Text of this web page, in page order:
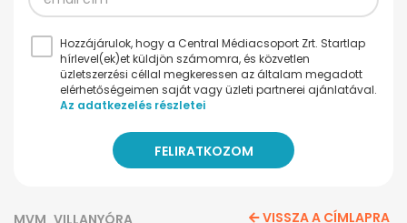
Hozzájárulok, hogy a Central Médiacsoport Zrt. Startlap
hírlevel(ek)et küldjön számomra, és közvetlen
üzletszerzési céllal megkeressen az általam megadott
elérhetőségeimen saját vagy üzleti partnerei ajánlatával.
Az adatkezelés részletei
VISSZA A CÍMLAPRA